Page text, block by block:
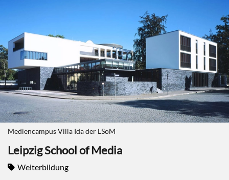
Mediencampus Villa Ida der LSoM
Leipzig School of Media
Weiterbildung